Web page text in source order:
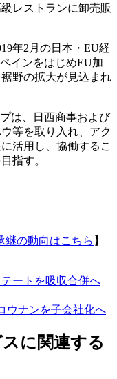
レストランに卸売販
年2月の日本・EU経
インをはじめEU加
野の拡大が見込まれ
は、日西商事および
等を取り入れ、アク
活用し、協働するこ
指す。
継の動向はこちら 】
ートを吸収合併へ
ウナンを子会社化へ
に関連する